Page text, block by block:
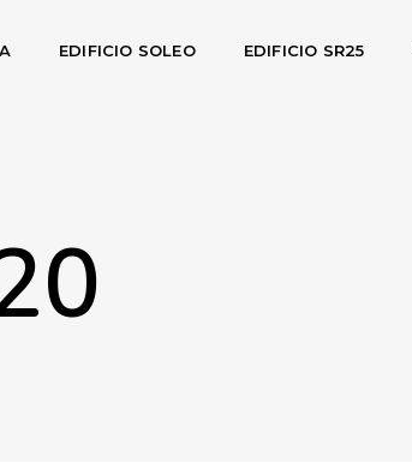
EDIFICIO SOLEO EDIFICIO SR25